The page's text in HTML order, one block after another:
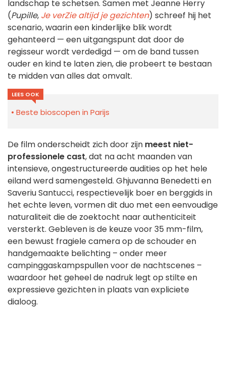
landschap te schetsen. Samen met Jeanne Herry
(Pupille, Je verZie altijd je gezichten) schreef hij het
scenario, waarin een kinderlijke blik wordt
gehanteerd — een uitgangspunt dat door de
regisseur wordt verdedigd — om de band tussen
ouder en kind te laten zien, die probeert te bestaan
te midden van alles dat omvalt.
LEES OOK
Beste bioscopen in Parijs
De film onderscheidt zich door zijn meest niet-
professionele cast, dat na acht maanden van
intensieve, ongestructureerde audities op het hele
eiland werd samengesteld. Ghjuvanna Benedetti en
Saveriu Santucci, respectievelijk boer en berggids in
het echte leven, vormen dit duo met een eenvoudige
naturaliteit die de zoektocht naar authenticiteit
versterkt. Gebleven is de keuze voor 35 mm-film,
een bewust fragiele camera op de schouder en
handgemaakte belichting – onder meer
campinggaskampspullen voor de nachtscenes –
waardoor het geheel de nadruk legt op stilte en
expressieve gezichten in plaats van expliciete
dialoog.